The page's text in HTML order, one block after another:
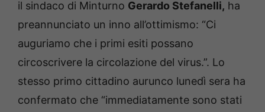
il sindaco di Minturno Gerardo Stefanelli, ha
preannunciato un inno all’ottimismo: “Ci
auguriamo che i primi esiti possano
circoscrivere la circolazione del virus.”. Lo
stesso primo cittadino aurunco lunedì sera ha
confermato che “immediatamente sono stati